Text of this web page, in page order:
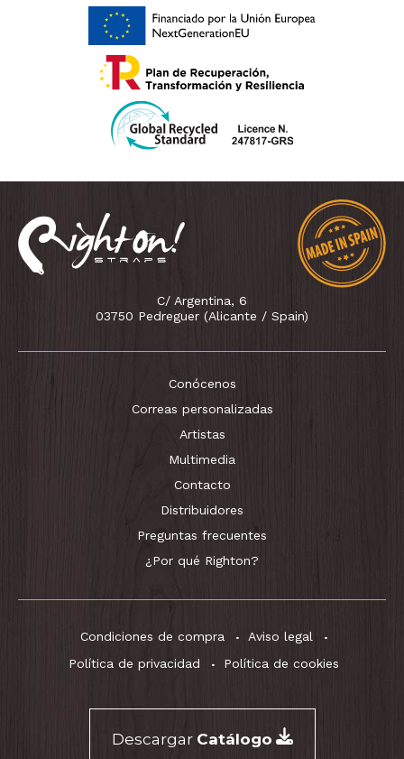
C/ Argentina, 6
03750 Pedreguer (Alicante / Spain)
Conócenos
Correas personalizadas
Artistas
Multimedia
Contacto
Distribuidores
Preguntas frecuentes
¿Por qué Righton?
Condiciones de compra
Aviso legal
Política de privacidad
Política de cookies
Descargar Catálogo